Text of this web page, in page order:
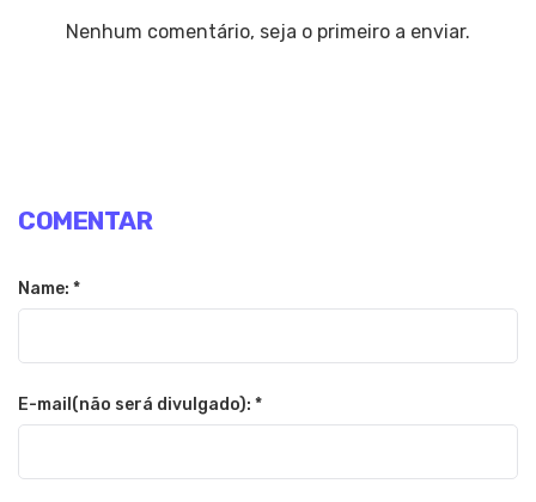
Nenhum comentário, seja o primeiro a enviar.
COMENTAR
Name: *
E-mail(não será divulgado): *